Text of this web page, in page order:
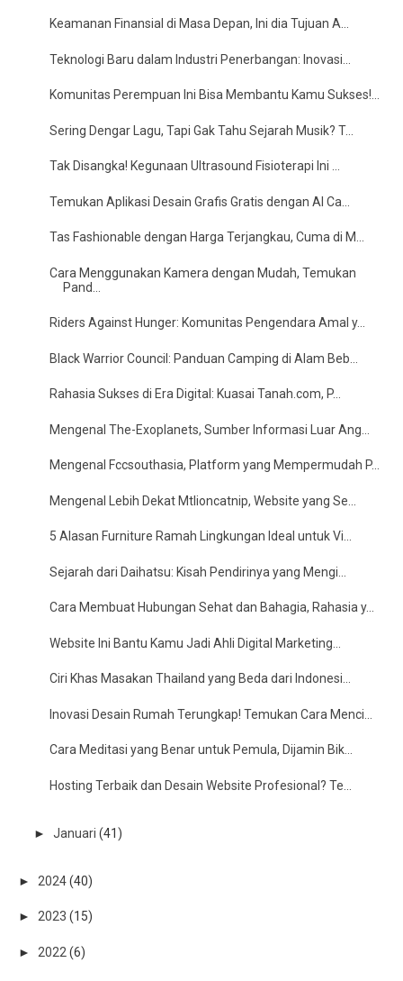
Keamanan Finansial di Masa Depan, Ini dia Tujuan A...
Teknologi Baru dalam Industri Penerbangan: Inovasi...
Komunitas Perempuan Ini Bisa Membantu Kamu Sukses!...
Sering Dengar Lagu, Tapi Gak Tahu Sejarah Musik? T...
Tak Disangka! Kegunaan Ultrasound Fisioterapi Ini ...
Temukan Aplikasi Desain Grafis Gratis dengan AI Ca...
Tas Fashionable dengan Harga Terjangkau, Cuma di M...
Cara Menggunakan Kamera dengan Mudah, Temukan
Pand...
Riders Against Hunger: Komunitas Pengendara Amal y...
Black Warrior Council: Panduan Camping di Alam Beb...
Rahasia Sukses di Era Digital: Kuasai Tanah.com, P...
Mengenal The-Exoplanets, Sumber Informasi Luar Ang...
Mengenal Fccsouthasia, Platform yang Mempermudah P...
Mengenal Lebih Dekat Mtlioncatnip, Website yang Se...
5 Alasan Furniture Ramah Lingkungan Ideal untuk Vi...
Sejarah dari Daihatsu: Kisah Pendirinya yang Mengi...
Cara Membuat Hubungan Sehat dan Bahagia, Rahasia y...
Website Ini Bantu Kamu Jadi Ahli Digital Marketing...
Ciri Khas Masakan Thailand yang Beda dari Indonesi...
Inovasi Desain Rumah Terungkap! Temukan Cara Menci...
Cara Meditasi yang Benar untuk Pemula, Dijamin Bik...
Hosting Terbaik dan Desain Website Profesional? Te...
► Januari (41)
► 2024(40)
►2023(15)
► 2022(6)